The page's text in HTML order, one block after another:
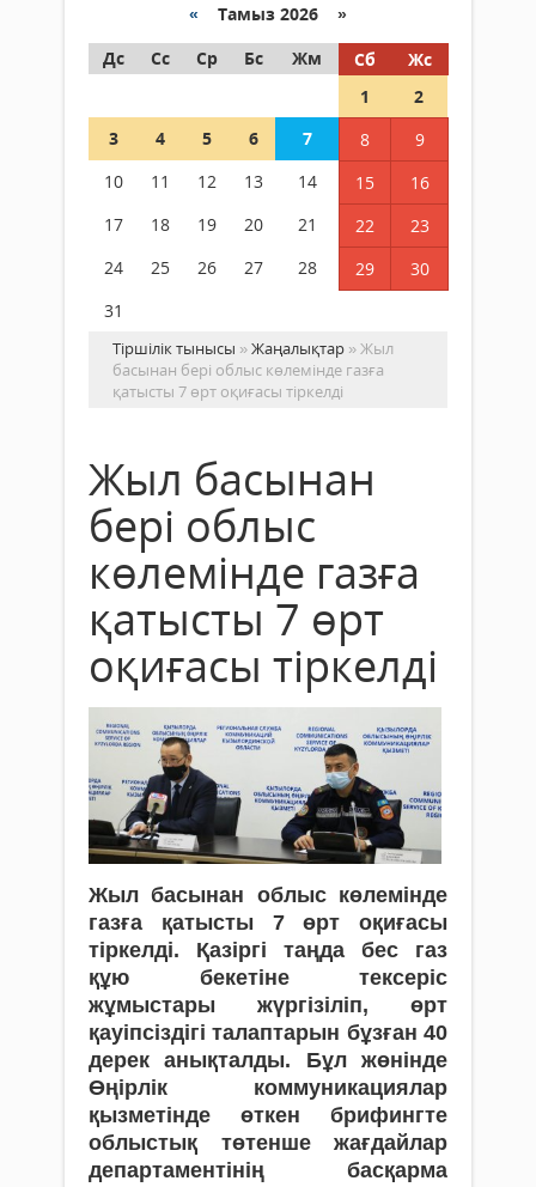
« Тамыз 2026 »
Дс
Сс Ср Бс Жм Сб
Жс
1
2
3
4 5 6 7 8
9
10
11 12 13 14 15
16
17
18 19 20 21 22
23
24
25 26 27 28 29
30
31
Тіршілік тынысы »Жаңалықтар » Жыл
басынан бері облыс көлемінде газға
қатысты 7 өрт оқиғасы тіркелді
Жыл басынан
бері облыс
көлемінде газға
қатысты 7 өрт
оқиғасы тіркелді
Жыл басынан облыс көлемінде
газға қатысты 7 өрт оқиғасы
тіркелді. Қазіргі таңда бес газ
құю бекетіне тексеріс
жұмыстары жүргізіліп, өрт
қауіпсіздігі талаптарын бұзған 40
дерек анықталды. Бұл жөнінде
Өңірлік коммуникациялар
қызметінде өткен брифингте
облыстық төтенше жағдайлар
департаментінің басқарма